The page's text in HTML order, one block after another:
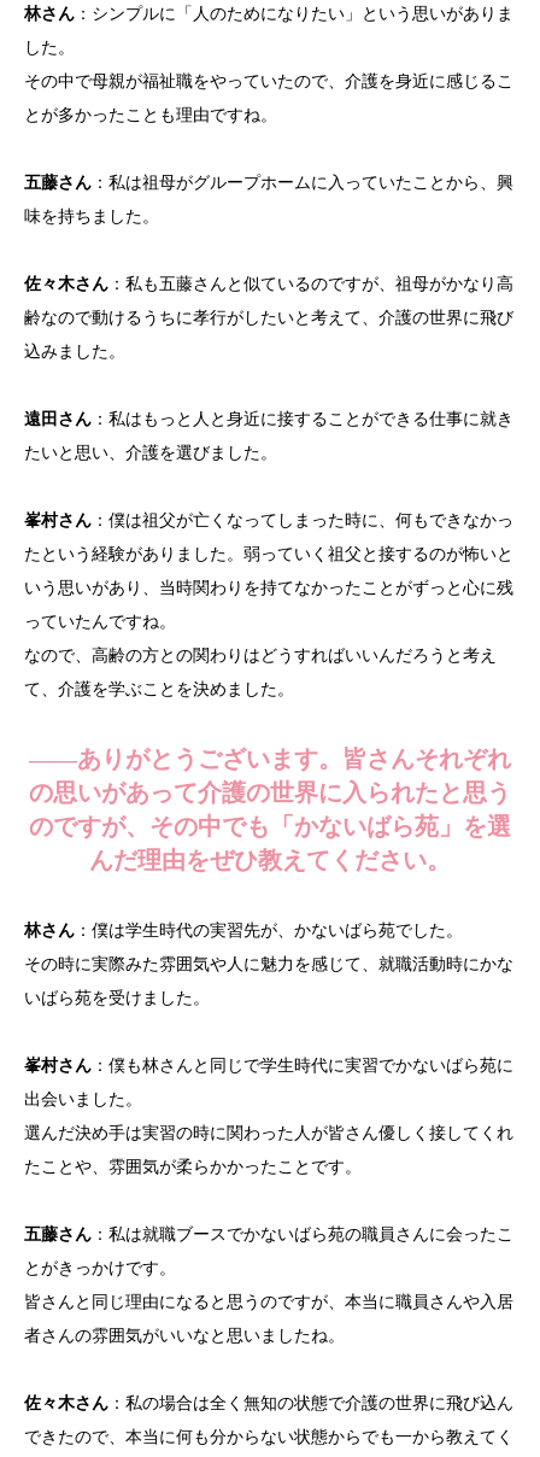
林さん ：シンプルに「人のためになりたい」という思いがありま
した。
その中で母親が福祉職をやっていたので、介護を身近に感じるこ
とが多かったことも理由ですね。
五藤さん ：私は祖母がグループホームに入っていたことから、興
味を持ちました。
佐々木さん ：私も五藤さんと似ているのですが、祖母がかなり高
齢なので動けるうちに孝行がしたいと考えて、介護の世界に飛び
込みました。
遠田さん ：私はもっと人と身近に接することができる仕事に就き
たいと思い、介護を選びました。
峯村さん ：僕は祖父が亡くなってしまった時に、何もできなかっ
たという経験がありました。弱っていく祖父と接するのが怖いと
いう思いがあり、当時関わりを持てなかったことがずっと心に残
っていたんですね。
なので、高齢の方との関わりはどうすればいいんだろうと考え
て、介護を学ぶことを決めました。
——ありがとうございます。皆さんそれぞれ
の思いがあって介護の世界に入られたと思う
のですが、その中でも「かないばら苑」を選
んだ理由をぜひ教えてください。
林さん ：僕は学生時代の実習先が、かないばら苑でした。
その時に実際みた雰囲気や人に魅力を感じて、就職活動時にかな
いばら苑を受けました。
峯村さん ：僕も林さんと同じで学生時代に実習でかないばら苑に
出会いました。
選んだ決め手は実習の時に関わった人が皆さん優しく接してくれ
たことや、雰囲気が柔らかかったことです。
五藤さん ：私は就職ブースでかないばら苑の職員さんに会ったこ
とがきっかけです。
皆さんと同じ理由になると思うのですが、本当に職員さんや入居
者さんの雰囲気がいいなと思いましたね。
佐々木さん ：私の場合は全く無知の状態で介護の世界に飛び込ん
できたので、本当に何も分からない状態からでも一から教えてく